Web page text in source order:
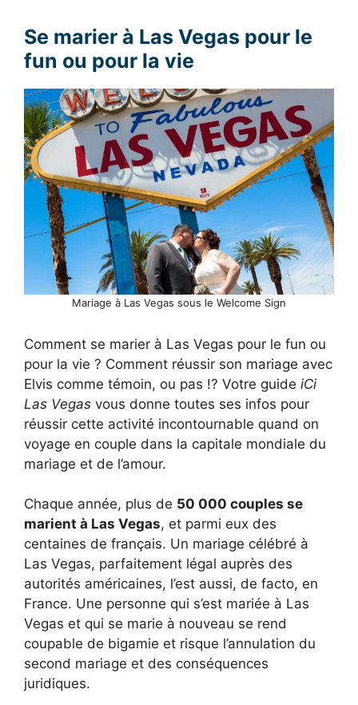
Se marier à Las Vegas pour le
fun ou pour la vie
Mariage à Las Vegas sous le Welcome Sign
Comment se marier à Las Vegas pour le fun ou
pour la vie ? Comment réussir son mariage avec
Elvis comme témoin, ou pas !? Votre guide iCi
Las Vegas vous donne toutes ses infos pour
réussir cette activité incontournable quand on
voyage en couple dans la capitale mondiale du
mariage et de l’amour.
Chaque année, plus de 50 000 couples se
marient à Las Vegas, et parmi eux des
centaines de français. Un mariage célébré à
Las Vegas, parfaitement légal auprès des
autorités américaines, l’est aussi, de facto, en
France. Une personne qui s’est mariée à Las
Vegas et qui se marie à nouveau se rend
coupable de bigamie et risque l’annulation du
second mariage et des conséquences
juridiques.